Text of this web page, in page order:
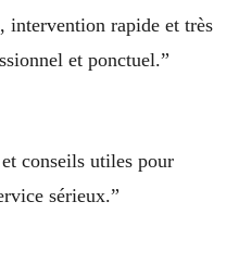
intervention rapide et très
et ponctuel.”
conseils utiles pour
sérieux.”